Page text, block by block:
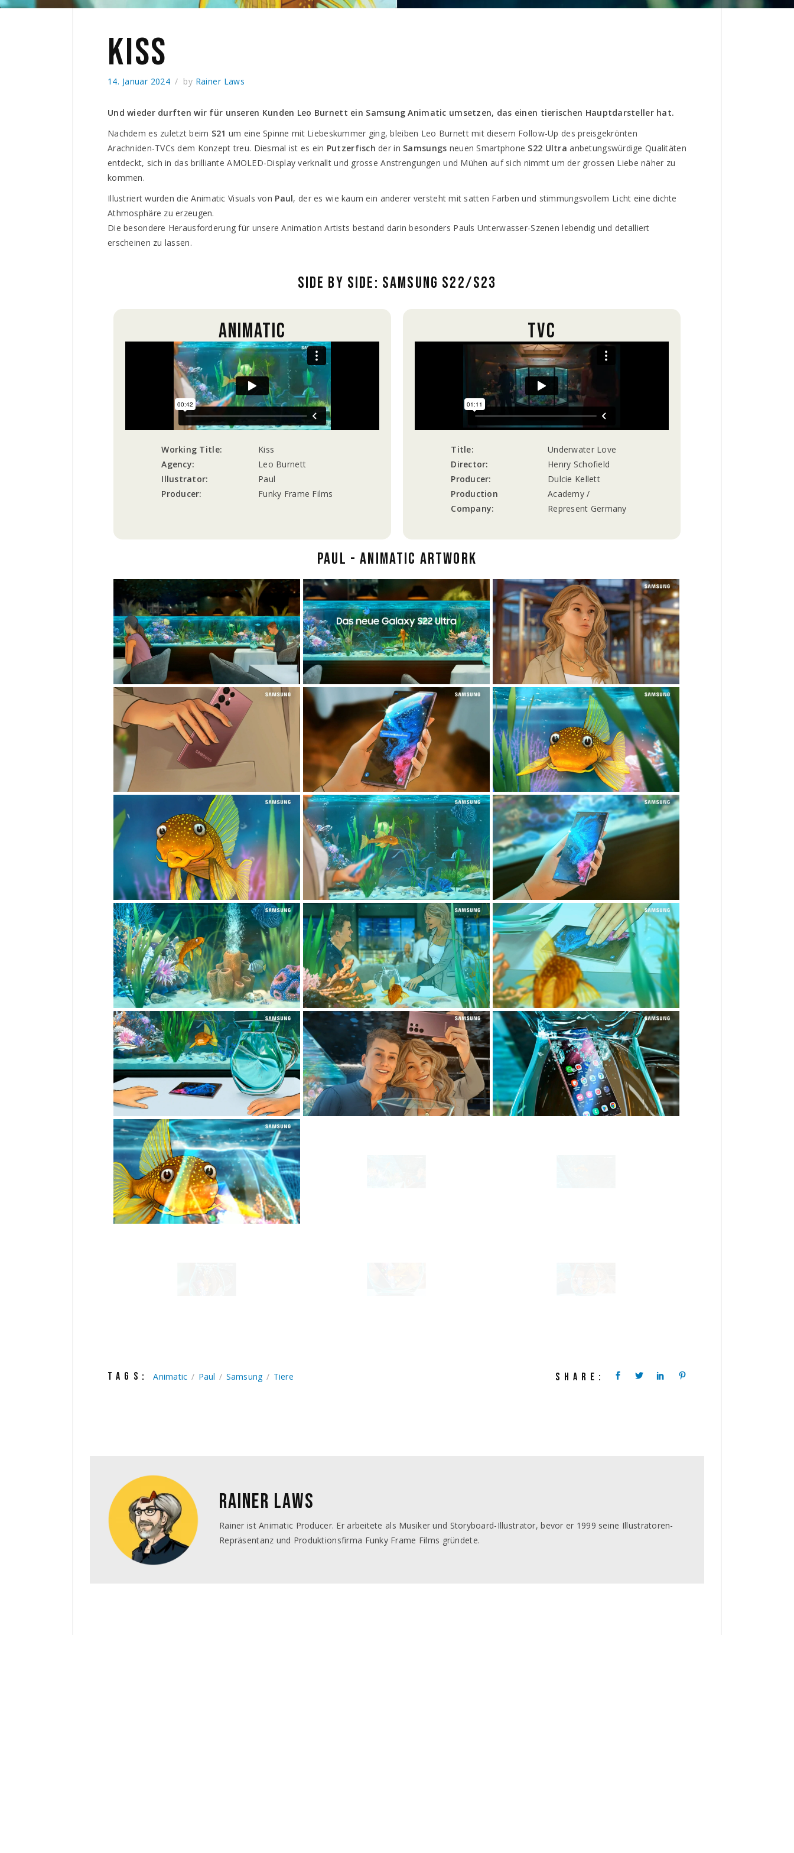
KISS
14. Januar 2024 by Rainer Laws
Und wieder durften wir für unseren Kunden Leo Burnett ein Samsung Animatic umsetzen, das einen tierischen Hauptdarsteller hat.
Nachdem es zuletzt beim S21 um eine Spinne mit Liebeskummer ging, bleiben Leo Burnett mit diesem Follow-Up des preisgekrönten
Arachniden-TVCs dem Konzept treu. Diesmal ist es ein Putzerfisch der in Samsungs neuen Smartphone S22 Ultra anbetungswürdige Qualitäten
entdeckt, sich in das brilliante AMOLED-Display verknallt und grosse Anstrengungen und Mühen auf sich nimmt um der grossen Liebe näher zu
kommen.
Illustriert wurden die Animatic Visuals von Paul, der es wie kaum ein anderer versteht mit satten Farben und stimmungsvollem Licht eine dichte
Athmosphäre zu erzeugen.
Die besondere Herausforderung für unsere Animation Artists bestand darin besonders Pauls Unterwasser-Szenen lebendig und detalliert
erscheinen zu lassen.
SIDE BY SIDE: SAMSUNG S22/S23
ANIMATIC
Working Title:
Agency:
Illustrator:
Producer:
Kiss
Leo Burnett
Paul
Funky Frame Films
TVC
Title:
Director:
Producer:
Production
Company:
Underwater Love
Henry Schofield
Dulcie Kellett
Academy /
Represent Germany
PAUL - ANIMATIC ARTWORK
TAGS: Animatic Paul Samsung Tiere SHARE:
RAINER LAWS
Rainer ist Animatic Producer. Er arbeitete als Musiker und Storyboard-Illustrator, bevor er 1999 seine Illustratoren-
Repräsentanz und Produktionsfirma Funky Frame Films gründete.